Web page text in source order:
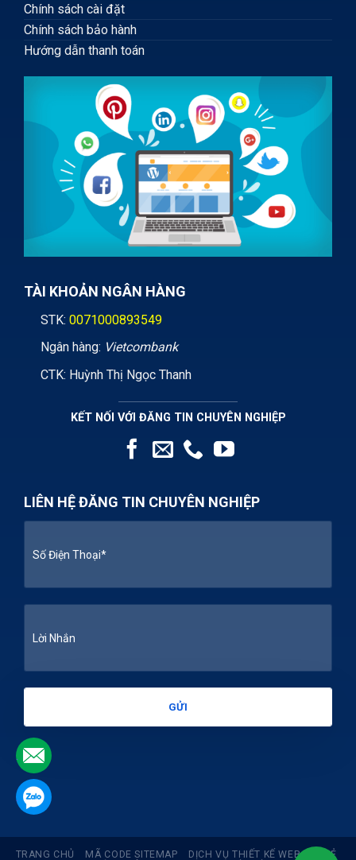
Chính sách cài đặt
Chính sách bảo hành
Hướng dẫn thanh toán
TÀI KHOẢN NGÂN HÀNG
STK: 0071000893549
Ngân hàng: Vietcombank
CTK: Huỳnh Thị Ngọc Thanh
KẾT NỐI VỚI ĐĂNG TIN CHUYÊN NGHIỆP
LIÊN HỆ ĐĂNG TIN CHUYÊN NGHIỆP
TRANG CHỦ MÃ CODE SITEMAP DỊCH VỤ THIẾT KẾ WEB GIÁ RẺ
.
.